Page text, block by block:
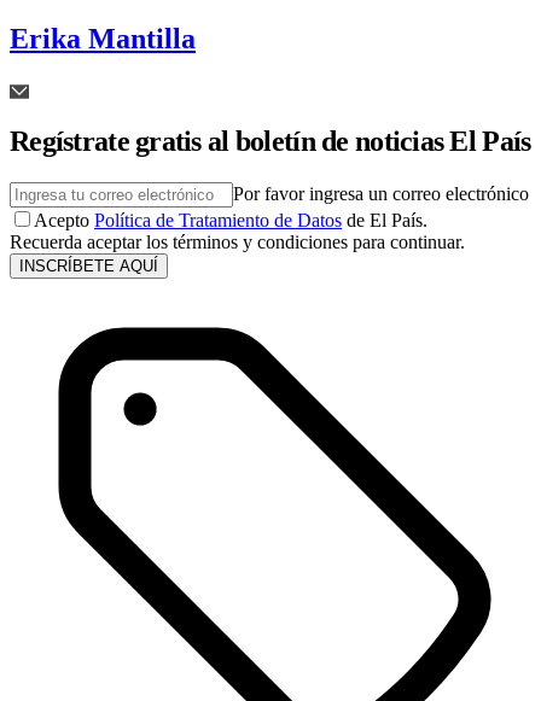
Erika Mantilla
Regístrate gratis al boletín de noticias El País
Por favor ingresa un correo electrónico
Acepto Política de Tratamiento de Datos de El País.
Recuerda aceptar los términos y condiciones para continuar.
INSCRÍBETE AQUÍ